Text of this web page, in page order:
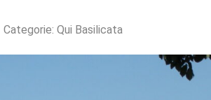
Categorie: Qui Basilicata